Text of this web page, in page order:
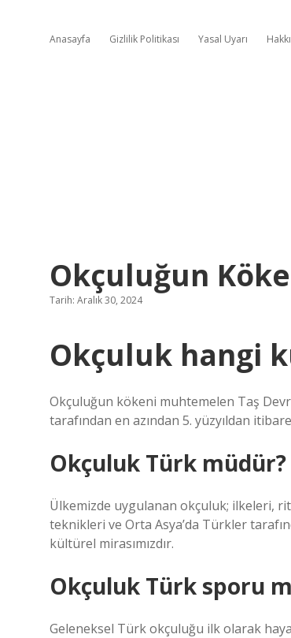
Anasayfa Gizlilik Politikası Yasal Uyarı
Okçuluğun
Tarih: Aralık 30, 2024
Okçuluk hangi
Okçuluğun kökeni muhtemelen Taş
tarafından en azından 5. yüzyıldan
Okçuluk Türk müdür?
Ülkemizde uygulanan okçuluk; ilkeleri,
teknikleri ve Orta Asya’da Türkler
kültürel mirasımızdır.
Okçuluk Türk sporu
Geleneksel Türk okçuluğu ilk olarak